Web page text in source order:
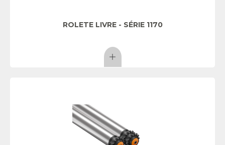
ROLETE LIVRE - SÉRIE 1170